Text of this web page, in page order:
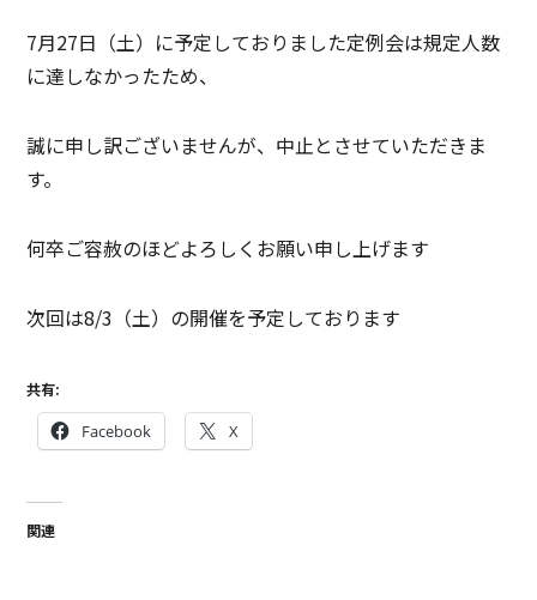
7月27日（土）に予定しておりました定例会は規定人数
に達しなかったため、
誠に申し訳ございませんが、中止とさせていただきま
す。
何卒ご容赦のほどよろしくお願い申し上げます
次回は8/3（土）の開催を予定しております
共有:
Facebook X
関連